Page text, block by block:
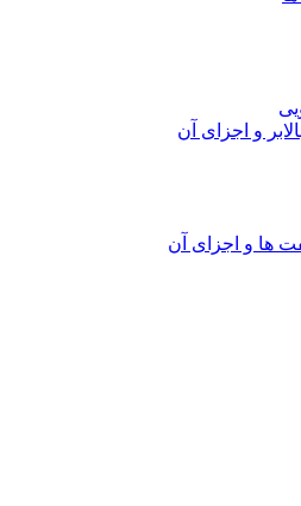
و اجزای آن
ها و اجزای آن